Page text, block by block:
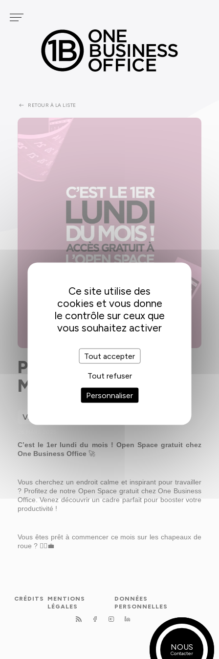
NOS CENTRES
FONTVIEILLE
PODCAST
MON ESPACE
NOUS
Contacter
RETOUR À LA LISTE
PREMIER LUNDI DU
MOIS GRATUIT
VIE QUOTIDIENNE
C’est le 1er lundi du mois ! Open Space gratuit chez
One Business Office 🚀
Vous cherchez un endroit calme et inspirant pour travailler
? Profitez de notre Open Space gratuit chez One Business
Office. Venez découvrir un cadre parfait pour booster votre
productivité !
Vous êtes prêt à commencer ce mois sur les chapeaux de
roue ? 🏃‍♂️💼
CRÉDITS
MENTIONS
LÉGALES
DONNÉES
PERSONNELLES
Ce site utilise des
cookies et vous donne
le contrôle sur ceux que
vous souhaitez activer
Tout accepter
Tout refuser
Personnaliser